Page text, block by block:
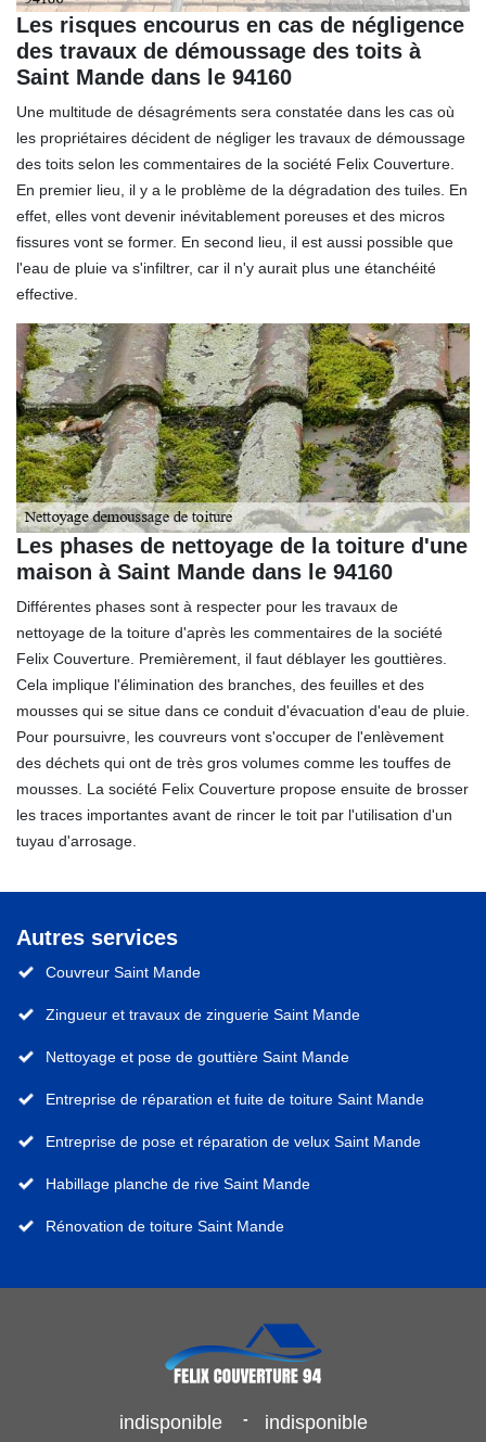
Les risques encourus en cas de négligence
des travaux de démoussage des toits à
Saint Mande dans le 94160
Une multitude de désagréments sera constatée dans les cas où
les propriétaires décident de négliger les travaux de démoussage
des toits selon les commentaires de la société Felix Couverture.
En premier lieu, il y a le problème de la dégradation des tuiles. En
effet, elles vont devenir inévitablement poreuses et des micros
fissures vont se former. En second lieu, il est aussi possible que
l'eau de pluie va s'infiltrer, car il n'y aurait plus une étanchéité
effective.
Les phases de nettoyage de la toiture d'une
maison à Saint Mande dans le 94160
Différentes phases sont à respecter pour les travaux de
nettoyage de la toiture d'après les commentaires de la société
Felix Couverture. Premièrement, il faut déblayer les gouttières.
Cela implique l'élimination des branches, des feuilles et des
mousses qui se situe dans ce conduit d'évacuation d'eau de pluie.
Pour poursuivre, les couvreurs vont s'occuper de l'enlèvement
des déchets qui ont de très gros volumes comme les touffes de
mousses. La société Felix Couverture propose ensuite de brosser
les traces importantes avant de rincer le toit par l'utilisation d'un
tuyau d'arrosage.
Autres services
Couvreur Saint Mande
Zingueur et travaux de zinguerie Saint Mande
Nettoyage et pose de gouttière Saint Mande
Entreprise de réparation et fuite de toiture Saint Mande
Entreprise de pose et réparation de velux Saint Mande
Habillage planche de rive Saint Mande
Rénovation de toiture Saint Mande
indisponible - indisponible